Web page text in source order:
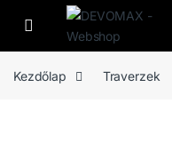
Ugrás a navigációhoz
Ugrás a tartalomhoz
Open
Kezdőlap Traverzek